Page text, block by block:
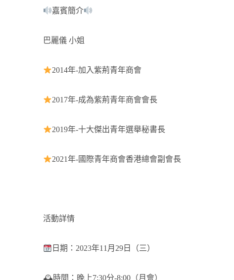
嘉賓簡介
巴麗儀 小姐
2014年-加入紫荊青年商會
2017年-成為紫荊青年商會會長
2019年-十大傑出青年選舉秘書長
2021年-國際青年商會香港總會副會長
活動詳情
日期：2023年11月29日（三）
🕰時間：晚上7:30分-8:00（月會）